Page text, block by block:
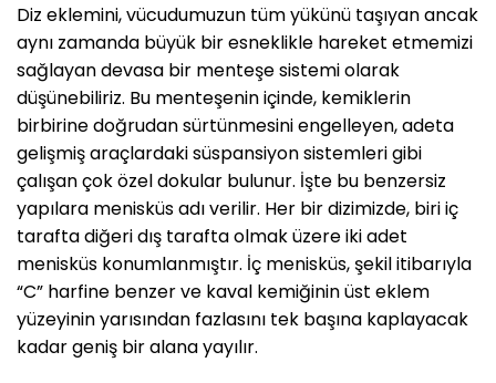
Diz eklemini, vücudumuzun tüm yükünü taşıyan ancak
aynı zamanda büyük bir esneklikle hareket etmemizi
sağlayan devasa bir menteşe sistemi olarak
düşünebiliriz. Bu menteşenin içinde, kemiklerin
birbirine doğrudan sürtünmesini engelleyen, adeta
gelişmiş araçlardaki süspansiyon sistemleri gibi
çalışan çok özel dokular bulunur. İşte bu benzersiz
yapılara menisküs adı verilir. Her bir dizimizde, biri iç
tarafta diğeri dış tarafta olmak üzere iki adet
menisküs konumlanmıştır. İç menisküs, şekil itibarıyla
“C” harfine benzer ve kaval kemiğinin üst eklem
yüzeyinin yarısından fazlasını tek başına kaplayacak
kadar geniş bir alana yayılır.